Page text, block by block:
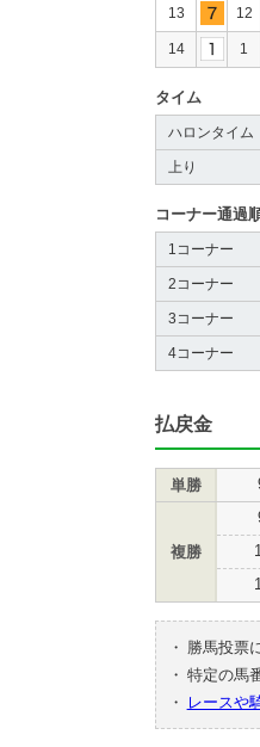
13 12
14 1
タイム
ハロンタイム
上り
コーナー通過
1コーナー
2コーナー
3コーナー
4コーナー
払戻金
単勝
複勝
・
勝馬投票
・ 特定の馬
・
レースや